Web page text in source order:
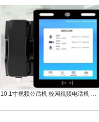
10.1寸视频公话机 校园视频电话机 …